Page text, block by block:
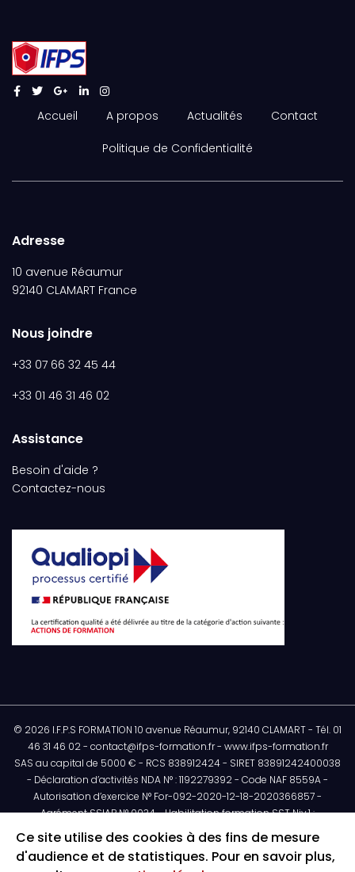
Accueil A propos Actualités Contact
Politique de Confidentialité
Adresse
10 avenue Réaumur
92140 CLAMART France
Nous joindre
+33 07 66 32 45 44
+33 01 46 31 46 02
Assistance
Besoin d'aide ?
Contactez-nous
© 2026 I.F.P.S FORMATION 10 avenue Réaumur, 92140 CLAMART - Tél. 01
46 31 46 02 - contact@ifps-formation.fr - www.ifps-formation.fr
SAS au capital de 5000 € - RCS 838912424 - SIRET 83891242400038
- Déclaration d’activités NDA N° : 1192279392 - Code NAF 8559A -
Autorisation d’exercice N° For-092-2020-12-18-2020366857 -
Agrément SSIAP N° 0034 - Habilitation formation SST Niv.1 :
H32095/2018/SST-1/02/12 - Habilitation de formateur Niv.2 N° :
administrative préalable ne confère aucun caractère officiel à
Ce site utilise des cookies à des fins de mesure
d'audience et de statistiques. Pour en savoir plus,